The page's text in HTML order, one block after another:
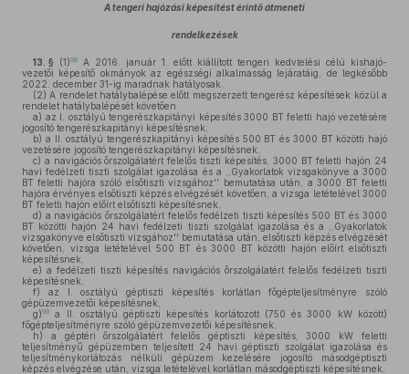
A tengeri hajózási képesítést érintő átmeneti
rendelkezések
13. § (1)98
A 2016. január 1. előtt kiállított tengeri kedvtelési célú kishajó-
vezetői képesítő okmányok az egészségi alkalmasság lejáratáig, de legkésőbb
2022. december 31-ig maradnak hatályosak.
(2) A rendelet hatálybalépése előtt megszerzett tengerész képesítések közül a
rendelet hatálybalépését követően
a) az I. osztályú tengerészkapitányi képesítés 3000 BT feletti hajó vezetésére
jogosító tengerészkapitányi képesítésnek,
b) a II. osztályú tengerészkapitányi képesítés 500 BT és 3000 BT közötti hajó
vezetésére jogosító tengerészkapitányi képesítésnek,
c) a navigációs őrszolgálatért felelős tiszti képesítés, 3000 BT feletti hajón 24
havi fedélzeti tiszti szolgálat igazolása és a ,,Gyakorlatok vizsgakönyve a 3000
BT feletti hajóra szóló elsőtiszti vizsgához'' bemutatása után, a 3000 BT feletti
hajóra érvényes elsőtiszti képzés elvégzését követően, a vizsga letételével 3000
BT feletti hajón előírt elsőtiszti képesítésnek,
d) a navigációs őrszolgálatért felelős fedélzeti tiszti képesítés 500 BT és 3000
BT közötti hajón 24 havi fedélzeti tiszti szolgálat igazolása és a ,,Gyakorlatok
vizsgakönyve elsőtiszti vizsgához'' bemutatása után, elsőtiszti képzés elvégzését
követően, vizsga letételével 500 BT és 3000 BT közötti hajón előírt elsőtiszti
képesítésnek,
e) a fedélzeti tiszti képesítés navigációs őrszolgálatért felelős fedélzeti tiszti
képesítésnek,
f) az I. osztályú géptiszti képesítés korlátlan főgépteljesítményre szóló
gépüzemvezetői képesítésnek,
g)99
a II. osztályú géptiszti képesítés korlátozott (750 és 3000 kW között)
főgépteljesítményre szóló gépüzemvezetői képesítésnek,
h) a géptéri őrszolgálatért felelős géptiszti képesítés, 3000 kW feletti
teljesítményű gépüzemben teljesített 24 havi géptiszti szolgálat igazolása és
teljesítménykorlátozás nélküli gépüzem kezelésére jogosító másodgéptiszti
képzés elvégzése után, vizsga letételével korlátlan másodgéptiszti képesítésnek,